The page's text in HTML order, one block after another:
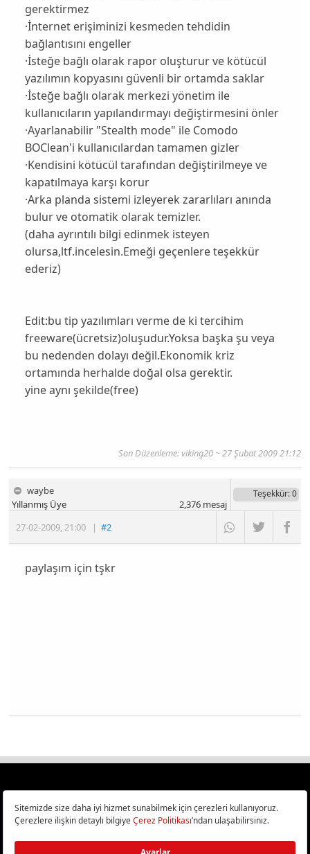
gerektirmez
·İnternet erişiminizi kesmeden tehdidin
bağlantısını engeller
·İsteğe bağlı olarak rapor oluşturur ve kötücül
yazılımın kopyasını güvenli bir ortamda saklar
·İsteğe bağlı olarak merkezi yönetim ile
kullanıcıların yapılandırmayı değiştirmesini önler
·Ayarlanabilir "Stealth mode" ile Comodo
BOClean'i kullanıcılardan tamamen gizler
·Kendisini kötücül tarafından değiştirilmeye ve
kapatılmaya karşı korur
·Arka planda sistemi izleyerek zararlıları anında
bulur ve otomatik olarak temizler.
(daha ayrıntılı bilgi edinmek isteyen
olursa,ltf.incelesin.Emeği geçenlere teşekkür
ederiz)
Edit:bu tip yazılımları verme de ki tercihim
freeware(ücretsiz)oluşudur.Yoksa başka şu veya
bu nedenden dolayı değil.Ekonomik kriz
ortamında herhalde doğal olsa gerektir.
yine aynı şekilde(free)
Son Düzenleme:viking20~ 27 Şubat 2009 21:12
waybe
27-02-2009,21:00 |#2
Yıllanmış Üye
Teşekkür: 0
2,376mesaj
paylaşım için tşkr
Türkiye
Bilişim ve Teknoloji Haberleri CHIP Online’da!